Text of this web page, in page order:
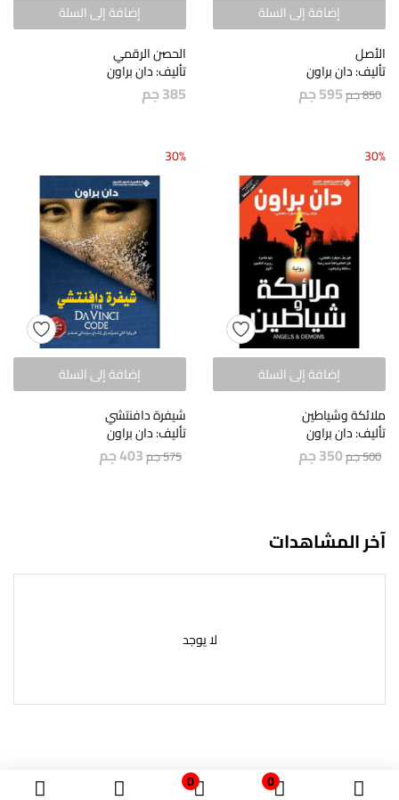
0
0
إضافة إلى السلة
الأصل
تأليف: دان براون
850جم595جم
إضافة إلى السلة
الحصن الرقمي
تأليف: دان براون
385جم
30%
إضافة إلى السلة
ملائكة وشياطين
تأليف: دان براون
500جم350جم
30%
إضافة إلى السلة
شيفرة دافنتشي
تأليف: دان براون
575جم403جم
آخر المشاهدات
لا يوجد